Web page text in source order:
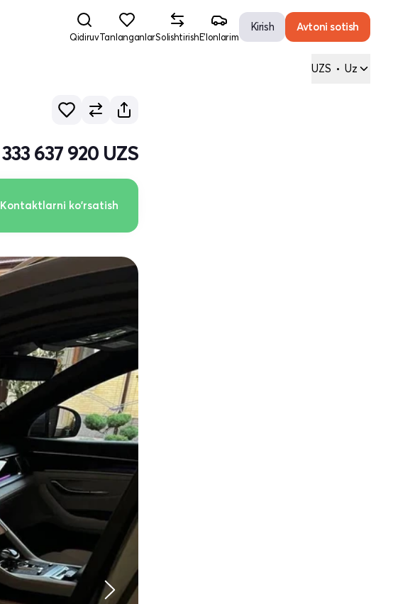
QidiruvTanlanganlarSolishtirishE'lonlarim
Kirish Avtoni sotish
UZS • Uz
333 637 920 UZS
Kontaktlarni ko'rsatish